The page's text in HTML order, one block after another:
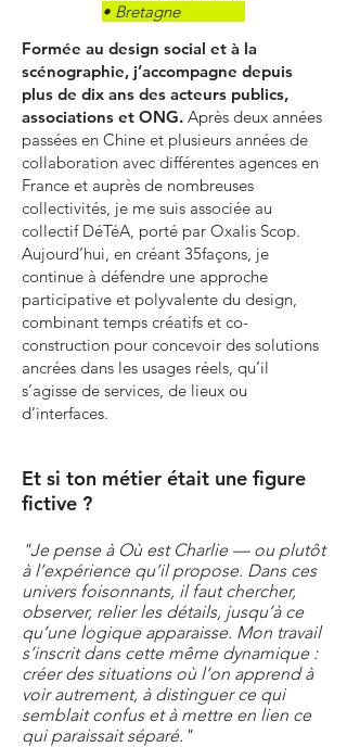
• Bretagne
Formée au design social et à la
scénographie, j’accompagne depuis
plus de dix ans des acteurs publics,
associations et ONG. Après deux années
passées en Chine et plusieurs années de
collaboration avec différentes agences en
France et auprès de nombreuses
collectivités, je me suis associée au
collectif DéTéA, porté par Oxalis Scop.
Aujourd’hui, en créant 35façons, je
continue à défendre une approche
participative et polyvalente du design,
combinant temps créatifs et co-
construction pour concevoir des solutions
ancrées dans les usages réels, qu’il
s’agisse de services, de lieux ou
d’interfaces.
Et si ton métier était une figure
fictive ?​​
"Je pense à Où est Charlie — ou plutôt
à l’expérience qu’il propose. Dans ces
univers foisonnants, il faut chercher,
observer, relier les détails, jusqu’à ce
qu’une logique apparaisse. Mon travail
s’inscrit dans cette même dynamique :
créer des situations où l’on apprend à
voir autrement, à distinguer ce qui
semblait confus et à mettre en lien ce
qui paraissait séparé."